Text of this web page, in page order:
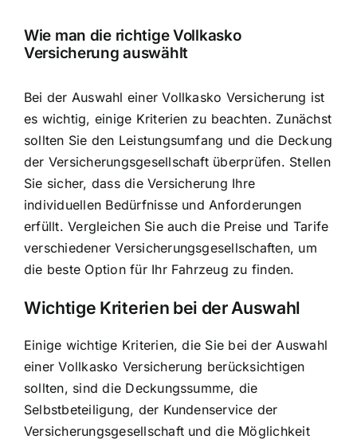
Wie man die richtige Vollkasko
Versicherung auswählt
Bei der Auswahl einer Vollkasko Versicherung ist
es wichtig, einige Kriterien zu beachten. Zunächst
sollten Sie den Leistungsumfang und die Deckung
der Versicherungsgesellschaft überprüfen. Stellen
Sie sicher, dass die Versicherung Ihre
individuellen Bedürfnisse und Anforderungen
erfüllt. Vergleichen Sie auch die Preise und Tarife
verschiedener Versicherungsgesellschaften, um
die beste Option für Ihr Fahrzeug zu finden.
Wichtige Kriterien bei der Auswahl
Einige wichtige Kriterien, die Sie bei der Auswahl
einer Vollkasko Versicherung berücksichtigen
sollten, sind die Deckungssumme, die
Selbstbeteiligung, der Kundenservice der
Versicherungsgesellschaft und die Möglichkeit